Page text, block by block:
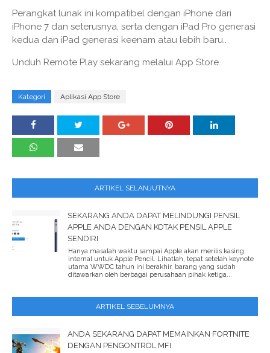
Perangkat lunak ini kompatibel dengan iPhone dari
iPhone 7 dan seterusnya, serta dengan iPad Pro generasi
kedua dan iPad generasi keenam atau lebih baru..
Unduh Remote Play sekarang melalui App Store.
Kategori Aplikasi App Store
ARTIKEL SELANJUTNYA
SEKARANG ANDA DAPAT MELINDUNGI PENSIL
APPLE ANDA DENGAN KOTAK PENSIL APPLE
SENDIRI
Hanya masalah waktu sampai Apple akan merilis kasing
internal untuk Apple Pencil. Lihatlah, tepat setelah keynote
utama WWDC tahun ini berakhir, barang yang sudah
ditawarkan oleh berbagai perusahaan pihak ketiga...
ARTIKEL SEBELUMNYA
ANDA SEKARANG DAPAT MEMAINKAN FORTNITE
DENGAN PENGONTROL MFI